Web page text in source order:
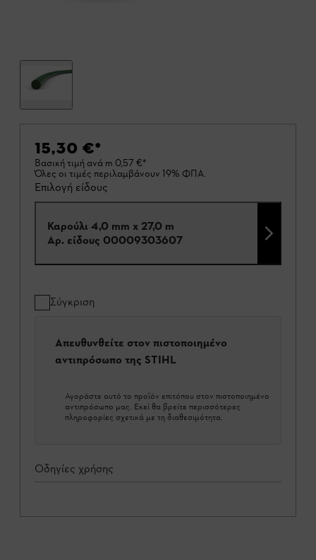
15,30 €*
Βασική τιμή ανά m 0,57 €*
Όλες οι τιμές περιλαμβάνουν 19% ΦΠΑ.
Επιλογή είδους
Καρούλι 4,0 mm x 27,0 m
Αρ. είδους 00009303607
Σύγκριση
Απευθυνθείτε στον πιστοποιημένο
αντιπρόσωπο της STIHL
Αγοράστε αυτό το προϊόν επιτόπου στον πιστοποιημένο
αντιπρόσωπο μας. Εκεί θα βρείτε περισσότερες
πληροφορίες σχετικά με τη διαθεσιμότητα.
Οδηγίες χρήσης